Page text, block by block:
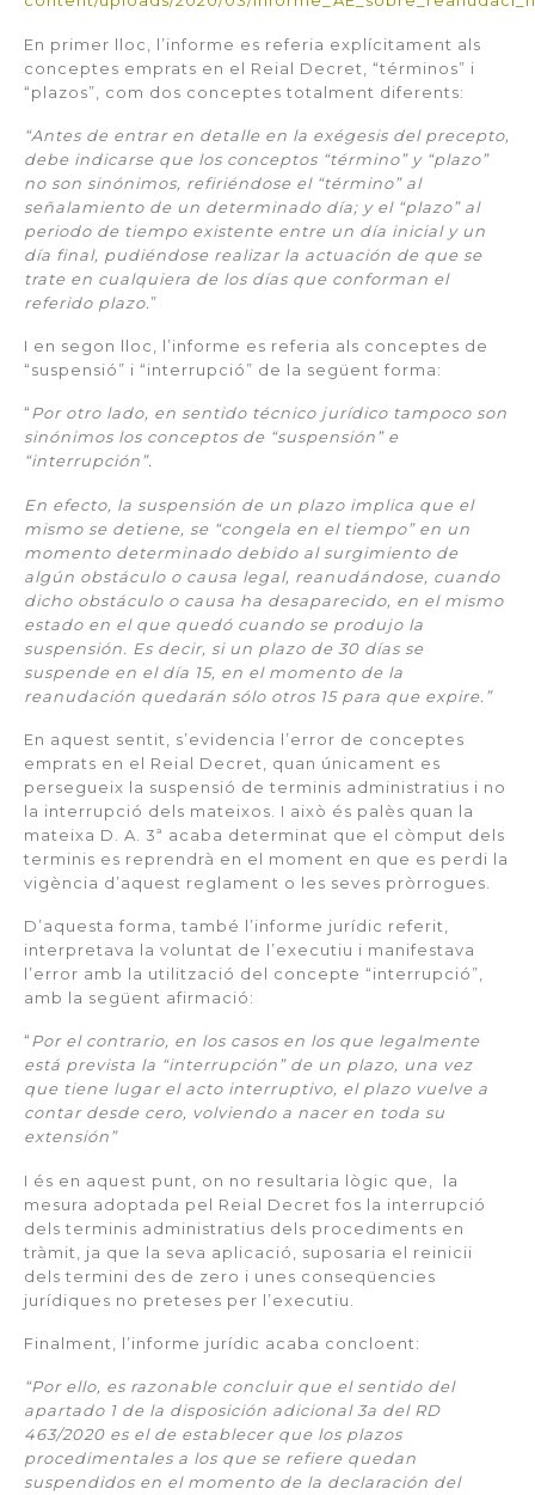
En primer lloc, l’informe es referia explícitament als
conceptes emprats en el Reial Decret, “términos” i
“plazos”, com dos conceptes totalment diferents:
“Antes de entrar en detalle en la exégesis del precepto,
debe indicarse que los conceptos “término” y “plazo”
no son sinónimos, refiriéndose el “término” al
señalamiento de un determinado día; y el “plazo” al
periodo de tiempo existente entre un día inicial y un
día final, pudiéndose realizar la actuación de que se
trate en cualquiera de los días que conforman el
referido plazo.”
I en segon lloc, l’informe es referia als conceptes de
“suspensió” i “interrupció” de la següent forma:
“Por otro lado, en sentido técnico jurídico tampoco son
sinónimos los conceptos de “suspensión” e
“interrupción”.
En efecto, la suspensión de un plazo implica que el
mismo se detiene, se “congela en el tiempo” en un
momento determinado debido al surgimiento de
algún obstáculo o causa legal, reanudándose, cuando
dicho obstáculo o causa ha desaparecido, en el mismo
estado en el que quedó cuando se produjo la
suspensión. Es decir, si un plazo de 30 días se
suspende en el día 15, en el momento de la
reanudación quedarán sólo otros 15 para que expire.”
En aquest sentit, s’evidencia l’error de conceptes
emprats en el Reial Decret, quan únicament es
persegueix la suspensió de terminis administratius i no
la interrupció dels mateixos. I això és palès quan la
mateixa D. A. 3ª acaba determinat que el còmput dels
terminis es reprendrà en el moment en que es perdi la
vigència d’aquest reglament o les seves pròrrogues.
D’aquesta forma, també l’informe jurídic referit,
interpretava la voluntat de l’executiu i manifestava
l’error amb la utilització del concepte “interrupció”,
amb la següent afirmació:
“Por el contrario, en los casos en los que legalmente
está prevista la “interrupción” de un plazo, una vez
que tiene lugar el acto interruptivo, el plazo vuelve a
contar desde cero, volviendo a nacer en toda su
extensión”
I és en aquest punt, on no resultaria lògic que, la
mesura adoptada pel Reial Decret fos la interrupció
dels terminis administratius dels procediments en
tràmit, ja que la seva aplicació, suposaria el reinicii
dels termini des de zero i unes conseqüencies
jurídiques no preteses per l’executiu.
Finalment, l’informe jurídic acaba concloent:
“Por ello, es razonable concluir que el sentido del
apartado 1 de la disposición adicional 3a del RD
463/2020 es el de establecer que los plazos
procedimentales a los que se refiere quedan
suspendidos en el momento de la declaración del